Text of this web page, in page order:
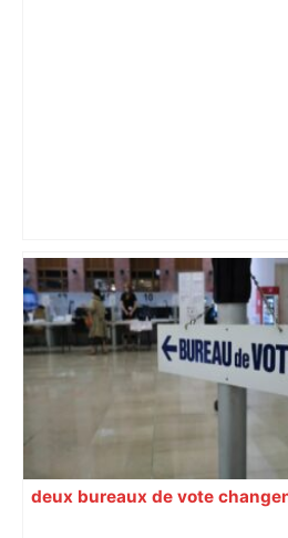
Bilan du marché du logement
une lueur d'espoir pour
Toulouse ? – Actu.fr
deux bureaux de vote